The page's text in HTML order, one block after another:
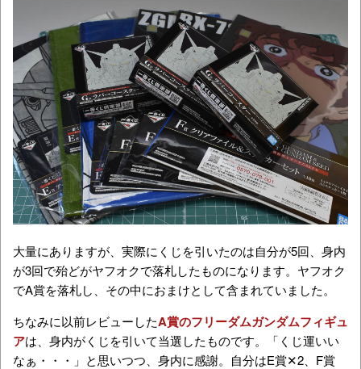
大量にありますが、実際にくじを引いたのは自分が5回、身内
が3回で殆どがヤフオクで落札したものになります。ヤフオク
でA賞を落札し、その中におまけとして含まれていました。
ちなみに以前レビューしたA賞のフリーダムガンダムフィギュ
アは、身内がくじを引いて当選したものです。「くじ運いい
なぁ・・・」と思いつつ、身内に感謝。自分はE賞✕2、F賞